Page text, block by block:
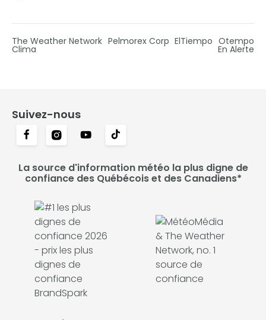
The Weather Network Pelmorex Corp ElTiempo Otempo
Clima En Alerte
Suivez-nous
La source d'information météo la plus digne de
confiance des Québécois et des Canadiens*